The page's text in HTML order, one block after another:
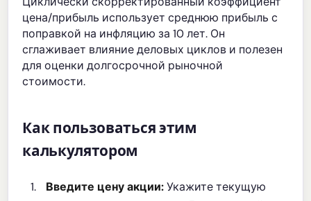
цена/прибыль использует среднюю прибыль с
поправкой на инфляцию за 10 лет. Он
сглаживает влияние деловых циклов и полезен
для оценки долгосрочной рыночной
стоимости.
Как пользоваться этим
калькулятором
Введите цену акции:Укажите текущую